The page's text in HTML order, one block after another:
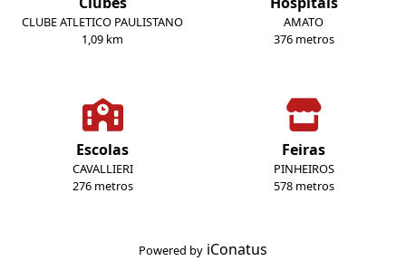
CLUBE ATLETICO PAULISTANO
1,09 km
AMATO
376 metros
Escolas
CAVALLIERI
276 metros
Feiras
PINHEIROS
578 metros
Powered by iConatus